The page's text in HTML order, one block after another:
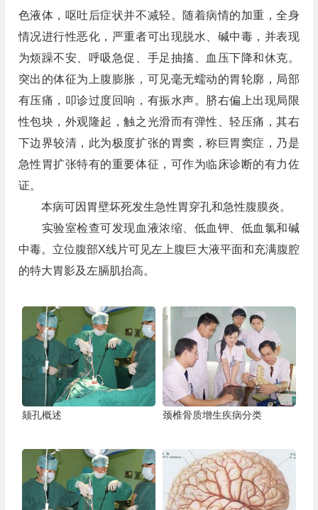
色液体，呕吐后症状并不减轻。随着病情的加重，全身
情况进行性恶化，严重者可出现脱水、碱中毒，并表现
为烦躁不安、呼吸急促、手足抽搐、血压下降和休克。
突出的体征为上腹膨胀，可见毫无蠕动的胃轮廓，局部
有压痛，叩诊过度回响，有振水声。脐右偏上出现局限
性包块，外观隆起，触之光滑而有弹性、轻压痛，其右
下边界较清，此为极度扩张的胃窦，称巨胃窦症，乃是
急性胃扩张特有的重要体征，可作为临床诊断的有力佐
证。
本病可因胃壁坏死发生急性胃穿孔和急性腹膜炎。
实验室检查可发现血液浓缩、低血钾、低血氯和碱
中毒。立位腹部X线片可见左上腹巨大液平面和充满腹腔
的特大胃影及左膈肌抬高。
颏孔概述 颈椎骨质增生疾病分类